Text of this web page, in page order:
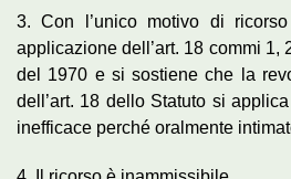
3. Con l’unico motivo di
applicazione dell’art. 18 commi 1,
del 1970 e si sostiene che la
dell’art. 18 dello Statuto si
inefficace perché oralmente